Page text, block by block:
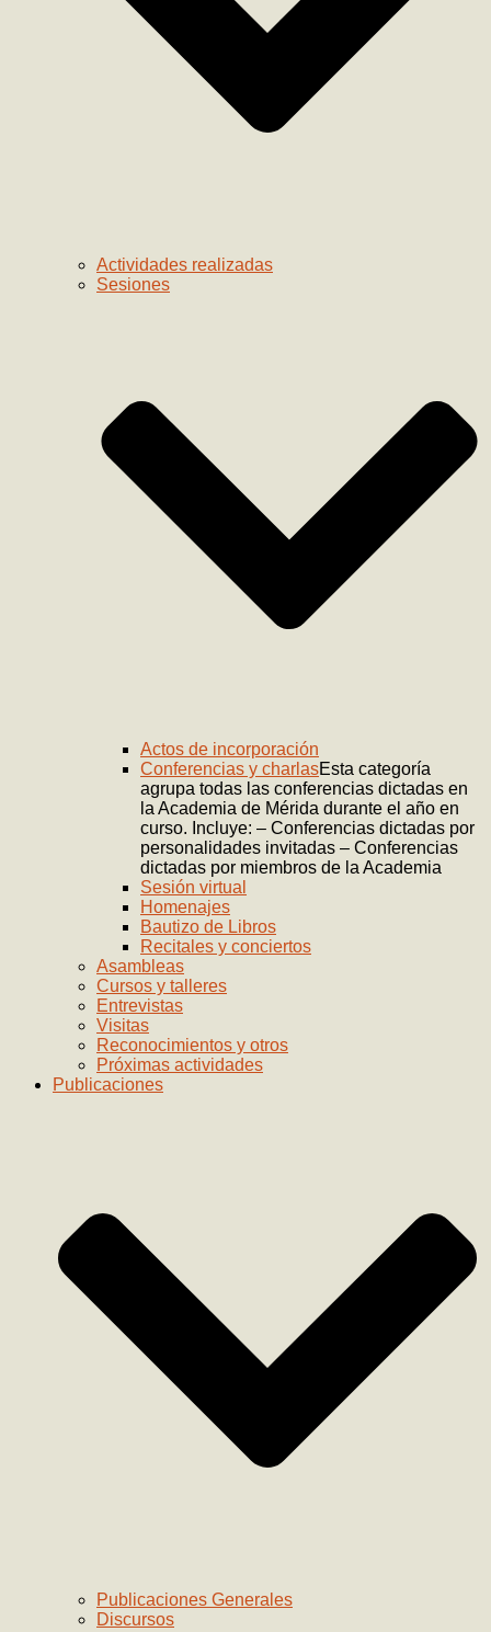
Actividades realizadas
Sesiones
Actos de incorporación
Conferencias y charlasEsta categoría
agrupa todas las conferencias dictadas en
la Academia de Mérida durante el año en
curso. Incluye: – Conferencias dictadas por
personalidades invitadas – Conferencias
dictadas por miembros de la Academia
Sesión virtual
Homenajes
Bautizo de Libros
Recitales y conciertos
Asambleas
Cursos y talleres
Entrevistas
Visitas
Reconocimientos y otros
Próximas actividades
Publicaciones
Publicaciones Generales
Discursos